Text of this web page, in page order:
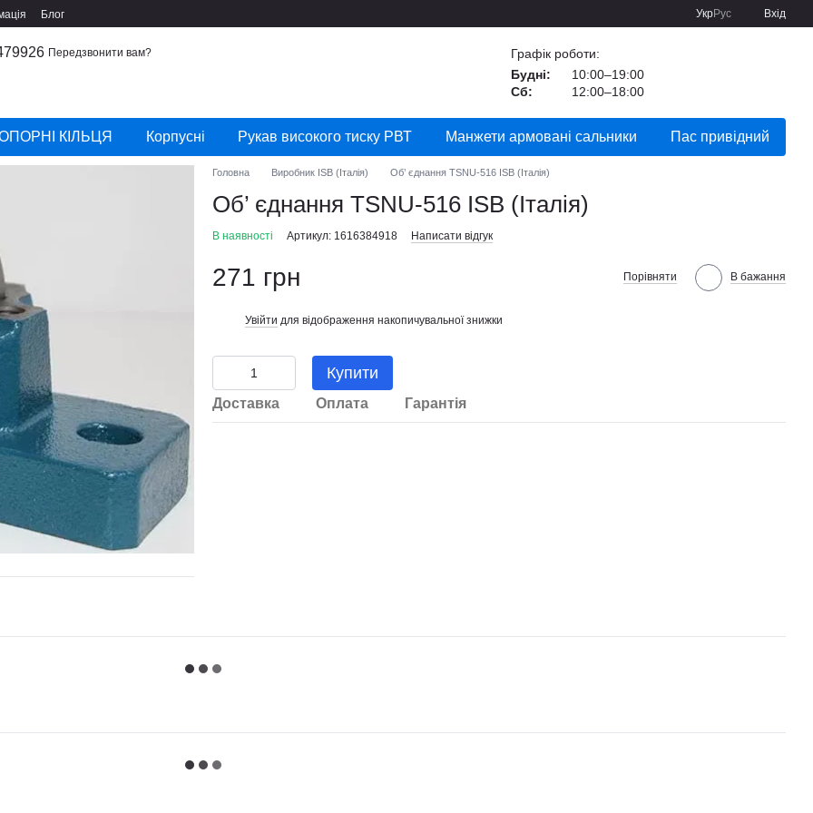
Блог УкрРус Вхід
Передзвонити вам?
Графік роботи:
Будні:
10:00–19:00
Сб:
12:00–18:00
КІЛЬЦЯ Корпусні Рукав високого тиску РВТ Манжети армовані сальники Пас привідний
Головна Виробник ISB (Італія) Об’ єднання TSNU-516 ISB (Італія)
Об’ єднання TSNU-516 ISB (Італія)
В наявності Артикул: 1616384918 Написати відгук
271 грн Порівняти В бажання
Увійти для відображення накопичувальної знижки
Купити
Доставка Оплата Гарантія